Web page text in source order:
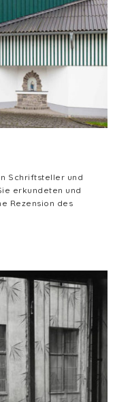
Schriftsteller und
erkundeten und
Rezension des